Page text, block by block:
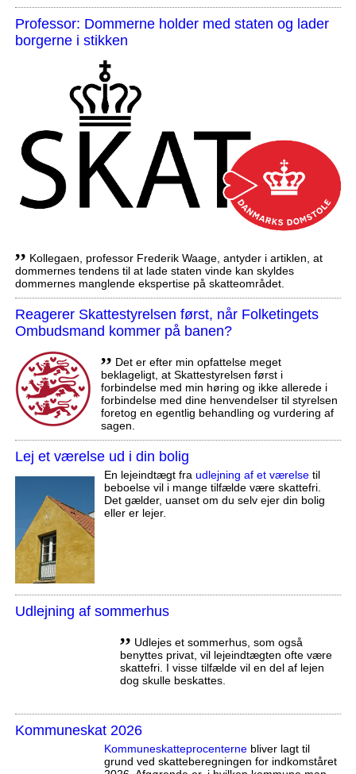
Professor: Dommerne holder med staten og lader
borgerne i stikken
,, Kollegaen, professor Frederik Waage, antyder i artiklen, at
dommernes tendens til at lade staten vinde kan skyldes
dommernes manglende ekspertise på skatteområdet.
Reagerer Skattestyrelsen først, når Folketingets
Ombudsmand kommer på banen?
,, Det er efter min opfattelse meget
beklageligt, at Skattestyrelsen først i
forbindelse med min høring og ikke allerede i
forbindelse med dine henvendelser til styrelsen
foretog en egentlig behandling og vurdering af
sagen.
Lej et værelse ud i din bolig
En lejeindtægt fra udlejning af et værelsetil
beboelse vil i mange tilfælde være skattefri.
Det gælder, uanset om du selv ejer din bolig
eller er lejer.
Udlejning af sommerhus
,, Udlejes et sommerhus, som også
benyttes privat, vil lejeindtægten ofte være
skattefri. I visse tilfælde vil en del af lejen
dog skulle beskattes.
Kommuneskat 2026
Kommuneskatte­procenternebliver lagt til
grund ved skatteberegningen for indkomståret